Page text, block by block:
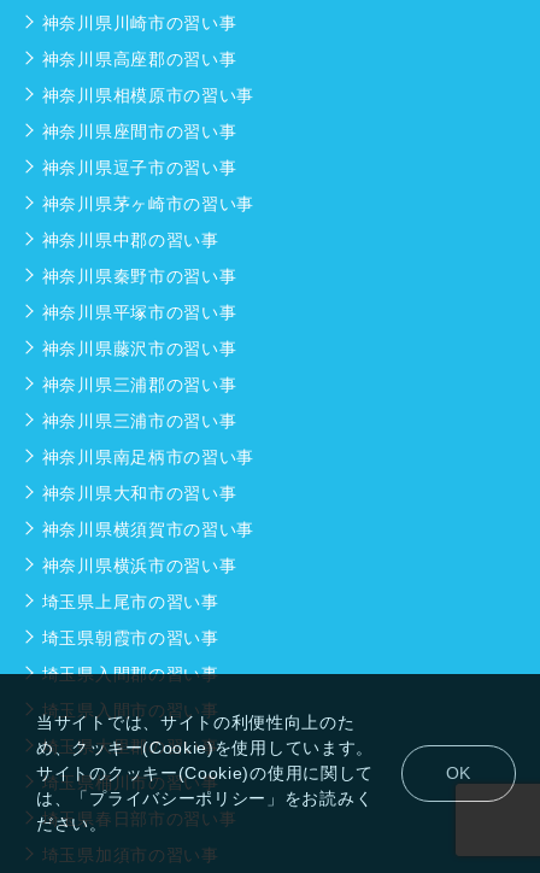
当サイトでは、サイトの利便性向上のた
め、クッキー(Cookie)を使用しています。
サイトのクッキー(Cookie)の使用に関して
は、「プライバシーポリシー」をお読みく
ださい。
OK
神奈川県川崎市の習い事
神奈川県高座郡の習い事
神奈川県相模原市の習い事
神奈川県座間市の習い事
神奈川県逗子市の習い事
神奈川県茅ヶ崎市の習い事
神奈川県中郡の習い事
神奈川県秦野市の習い事
神奈川県平塚市の習い事
神奈川県藤沢市の習い事
神奈川県三浦郡の習い事
神奈川県三浦市の習い事
神奈川県南足柄市の習い事
神奈川県大和市の習い事
神奈川県横須賀市の習い事
神奈川県横浜市の習い事
埼玉県上尾市の習い事
埼玉県朝霞市の習い事
埼玉県入間郡の習い事
埼玉県入間市の習い事
埼玉県大里郡の習い事
埼玉県桶川市の習い事
埼玉県春日部市の習い事
埼玉県加須市の習い事